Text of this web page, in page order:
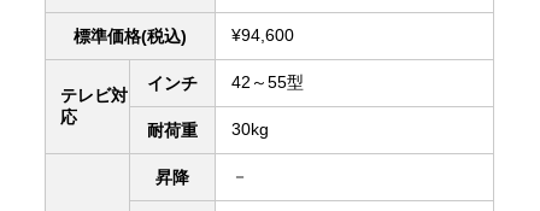
標準価格(税込) ¥94,600
テレビ対
応
インチ 42～55型
耐荷重 30kg
昇降 －